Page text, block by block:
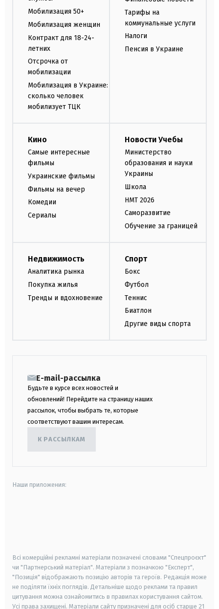
Мобилизация 50+
Мобилизация женщин
Контракт для 18-24-
летних
Отсрочка от
мобилизации
Мобилизация в Украине:
сколько человек
мобилизует ТЦК
Тарифы на
коммунальные услуги
Налоги
Пенсия в Украине
Кино
Самые интересные
фильмы
Украинские фильмы
Фильмы на вечер
Комедии
Сериалы
Новости Учебы
Министерство
образования и науки
Украины
Школа
НМТ 2026
Саморазвитие
Обучение за границей
Недвижимость
Аналитика рынка
Покупка жилья
Тренды и вдохновение
Спорт
Бокс
Футбол
Теннис
Биатлон
Другие виды спорта
E-mail-рассылка
Будьте в курсе всех новостей и
обновлений! Перейдите на страницу наших
рассылок, чтобы выбрать те, которые
соответствуют вашим интересам.
К РАССЫЛКАМ
Наши приложения:
Всі комерційні рекламні матеріали позначені словами "Спецпроєкт"
чи "Партнерський матеріал". Матеріали з позначкою "Експерт",
"Позиція" відображають позицію авторів та героїв. Редакція може
не поділяти їхніх поглядів. Детальніше щодо реклами та правил
цитування можна ознайомитись в правилах користування сайтом.
Усі права захищені. Матеріали сайту призначені для осіб старше 21